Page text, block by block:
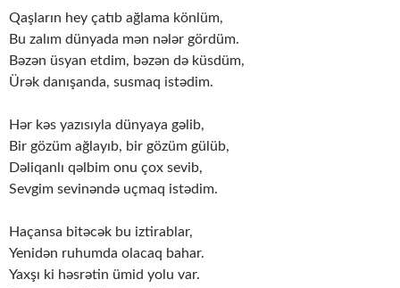
Qaşların hey çatıb ağlama könlüm,
Bu zalım dünyada mən nələr gördüm.
Bəzən üsyan etdim, bəzən də küsdüm,
Ürək danışanda, susmaq istədim.
Hər kəs yazısıyla dünyaya gəlib,
Bir gözüm ağlayıb, bir gözüm gülüb,
Dəliqanlı qəlbim onu çox sevib,
Sevgim sevinəndə uçmaq istədim.
Haçansa bitəcək bu iztirablar,
Yenidən ruhumda olacaq bahar.
Yaxşı ki həsrətin ümid yolu var.